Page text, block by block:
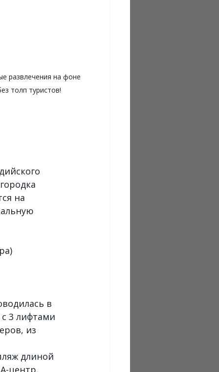
развлечения на фоне
толп туристов!
на
в
с 3 лифтами
из
длиной
центр,